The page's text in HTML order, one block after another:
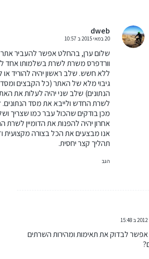
dweb
אומר:
20 במאי 2015 ב 10:57
שלום ערן, בהחלט אפשר להעביר אתר
וורדפרס משרת לשרת בשלמותו אחד
ללא חשש. שלב ראשון יהיה להוריד או
גיבוי מלא של האתר (כל הקבצים ומסד
הנתונים) שלב שני יהיה לעלות את
לשרת החדש ולייבא את מסד
מכן בודקים שהכול עבר כמו שצריך
אחרון יהיה להפנות את הדומיין לשרת
אנו מבצעים את הכל בצורה מקצועית
תהליך קצר יחסית.
הגב
לבדוק את תאימות ומהירות השרתים